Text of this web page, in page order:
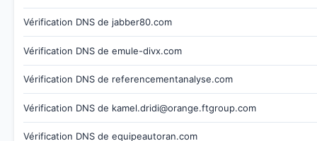
Vérification DNS de jabber80.com
Vérification DNS de emule-divx.com
Vérification DNS de referencementanalyse.com
Vérification DNS de kamel.dridi@orange.ftgroup.com
Vérification DNS de equipeautoran.com